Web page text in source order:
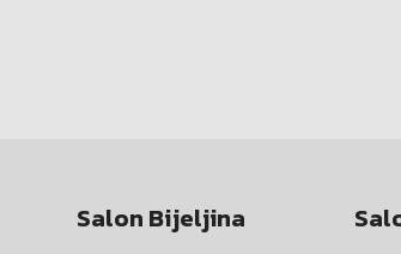
Salon Bijeljina